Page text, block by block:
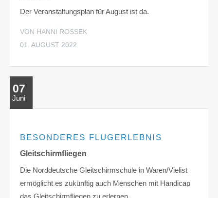
Der Veranstaltungsplan für August ist da.
VON HANNI ROSSEK
01. AUGUST 2022
07
Juni
BESONDERES FLUGERLEBNIS
Gleitschirmfliegen
Die Norddeutsche Gleitschirmschule in Waren/Vielist
ermöglicht es zukünftig auch Menschen mit Handicap